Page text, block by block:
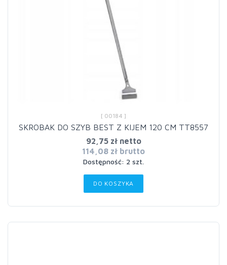
[ 00184 ]
SKROBAK DO SZYB BEST Z KIJEM 120 CM TT8557
92,75 zł netto
114,08 zł brutto
Dostępność: 2 szt.
DO KOSZYKA